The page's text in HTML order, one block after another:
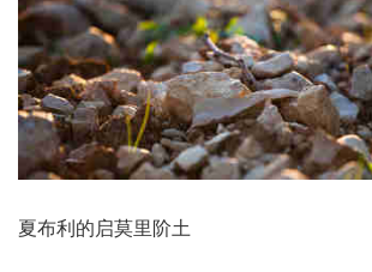
夏布利的启莫里阶土